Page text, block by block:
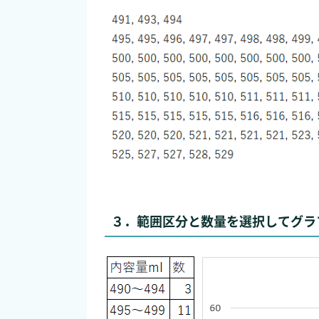
３．範囲区分と数量を選択してグ